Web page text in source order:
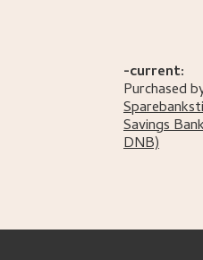
-current:
Purchased
Savings
DNB)